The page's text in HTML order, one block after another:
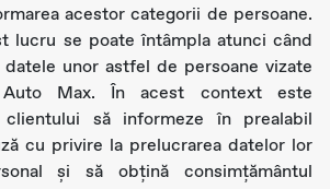
acestor categorii de persoane.
lucru se poate întâmpla atunci când
unor astfel de persoane vizate
Max. În acest context este
clientului să informeze în prealabil
cu privire la prelucrarea datelor lor
și să obțină consimțământul